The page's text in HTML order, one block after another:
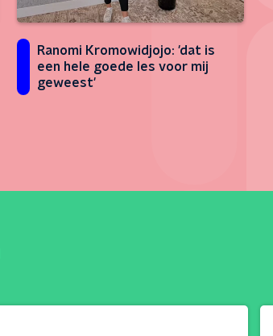
Ranomi Kromowidjojo: 'dat is
een hele goede les voor mij
geweest'